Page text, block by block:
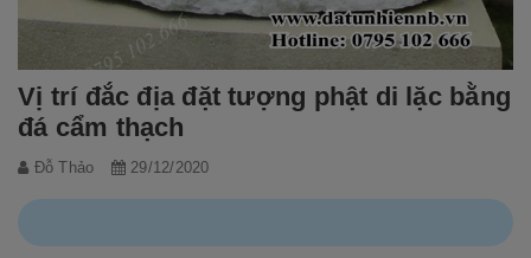
Vị trí đắc địa đặt tượng phật di lặc bằng
đá cẩm thạch
Đỗ Thảo 29/12/2020